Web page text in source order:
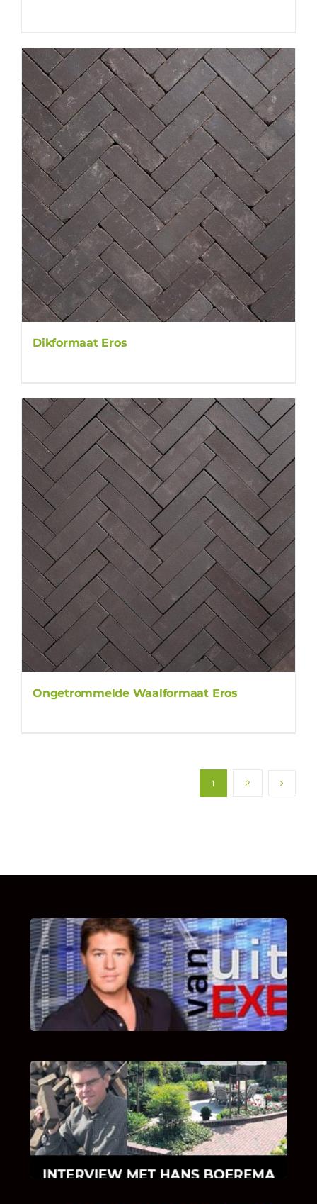
Dikformaat Eros
Ongetrommelde Waalformaat Eros
1 2
UITSTEL VAN EXECUTIE
Bekijk hier de fragmenten van de deelname
van Bricks and Stones aan dit programma.
INTERVIEW MET HANS BOEREMA
Hoe Bricks and Stones ontstaan is en wat
Hans Boerema motiveert in de wereld van
klinkers en tegels!